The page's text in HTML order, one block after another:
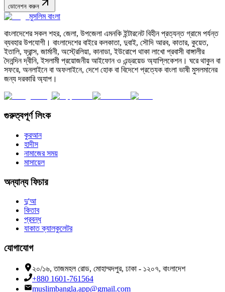
ডোনেশন করুন
মুসলিম বাংলা
বাংলাদেশের সকল শহর, জেলা, উপজেলা এমনকি ইন্টারনেট বিহীন প্রত্যন্ত গ্রামে পর্যন্ত
ব্যবহার উপযোগী। বাংলাদেশের বাইরে কলকাতা, দুবাই, সৌদি আরব, কাতার, কুয়েত,
ইতালি, ফ্রান্স, জার্মানী, অস্ট্রেলিয়া, কানাডা, ইউরোপে থাকা লাখো প্রবাসী বাঙ্গালীর
দৈনন্দিন দ্বীনি, ইসলামী প্রয়োজনীয় আইফোন ও এন্ড্রয়েড অ্যাপ্লিকেশন। ঘরে থাকুন বা
সফরে, অনলাইনে বা অফলাইনে, দেশে হোক বা বিদেশে প্রত্যেক বাংলা ভাষী মুসলমানের
জন্য দরকারি অ্যাপ।
গুরুত্বপূর্ণ লিংক
কুরআন
হাদীস
নামাজের সময়
মাসায়েল
অন্যান্য ফিচার
দু'আ
কিতাব
প্রবন্ধ
যাকাত ক্যালকুলেটর
যোগাযোগ
২০/১৬, তাজমহল রোড, মোহাম্মদপুর, ঢাকা - ১২০৭, বাংলাদেশ
+880 1601-761564
muslimbangla.app@gmail.com